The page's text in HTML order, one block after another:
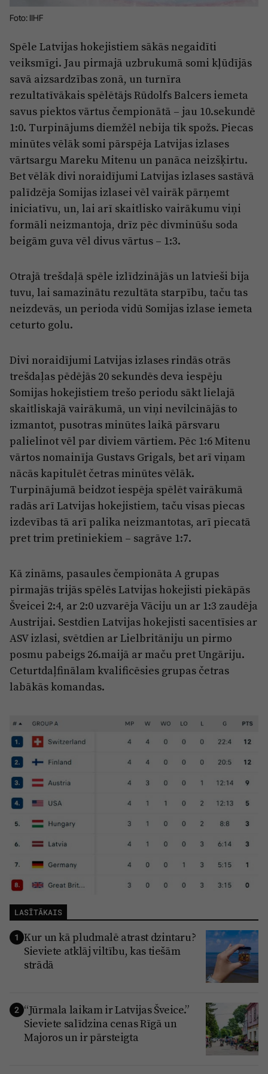
Jūrmala
Privātuma politika
Ētikas kodekss
Lietošanas noteikumi
Pārredzamības paziņojumi
Sludinājumi
Foto: IIHF
Spēle Latvijas hokejistiem sākās negaidīti
veiksmīgi. Jau pirmajā uzbrukumā somi kļūdījās
savā aizsardzības zonā, un turnīra
rezultatīvākais spēlētājs Rūdolfs Balcers iemeta
savus piektos vārtus čempionātā – jau 10.sekundē
1:0. Turpinājums diemžēl nebija tik spožs. Piecas
minūtes vēlāk somi pārspēja Latvijas izlases
vārtsargu Mareku Mitenu un panāca neizšķirtu.
Bet vēlāk divi noraidījumi Latvijas izlases sastāvā
palīdzēja Somijas izlasei vēl vairāk pārņemt
iniciatīvu, un, lai arī skaitlisko vairākumu viņi
formāli neizmantoja, drīz pēc divminūšu soda
beigām guva vēl divus vārtus – 1:3.
Otrajā trešdaļā spēle izlīdzinājās un latvieši bija
tuvu, lai samazinātu rezultāta starpību, taču tas
neizdevās, un perioda vidū Somijas izlase iemeta
ceturto golu.
Divi noraidījumi Latvijas izlases rindās otrās
trešdaļas pēdējās 20 sekundēs deva iespēju
Somijas hokejistiem trešo periodu sākt lielajā
skaitliskajā vairākumā, un viņi nevilcinājās to
izmantot, pusotras minūtes laikā pārsvaru
palielinot vēl par diviem vārtiem. Pēc 1:6 Mitenu
vārtos nomainīja Gustavs Grigals, bet arī viņam
nācās kapitulēt četras minūtes vēlāk.
Turpinājumā beidzot iespēja spēlēt vairākumā
radās arī Latvijas hokejistiem, taču visas piecas
izdevības tā arī palika neizmantotas, arī piecatā
pret trim pretiniekiem – sagrāve 1:7.
Kā zināms, pasaules čempionāta A grupas
pirmajās trijās spēlēs Latvijas hokejisti piekāpās
Šveicei 2:4, ar 2:0 uzvarēja Vāciju un ar 1:3 zaudēja
Austrijai. Sestdien Latvijas hokejisti sacentīsies ar
ASV izlasi, svētdien ar Lielbritāniju un pirmo
posmu pabeigs 26.maijā ar maču pret Ungāriju.
Ceturtdaļfinālam kvalificēsies grupas četras
labākās komandas.
LASĪTĀKAIS
1 Kur un kā pludmalē atrast dzintaru?
Sieviete atklāj viltību, kas tiešām
strādā
2 “Jūrmala laikam ir Latvijas Šveice.”
Sieviete salīdzina cenas Rīgā un
Majoros un ir pārsteigta